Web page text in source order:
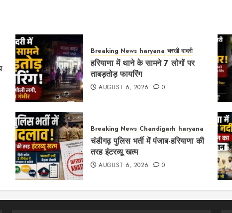
Breaking News haryana चरखी दादरी
हरियाणा में थाने के सामने 7 लोगों पर
ताबड़तोड़ फायरिंग
AUGUST 6, 2026 0
Breaking News Chandigarh haryana
चंडीगढ़ पुलिस भर्ती में पंजाब-हरियाणा की
तरह इंटरव्यू खत्म
AUGUST 6, 2026 0